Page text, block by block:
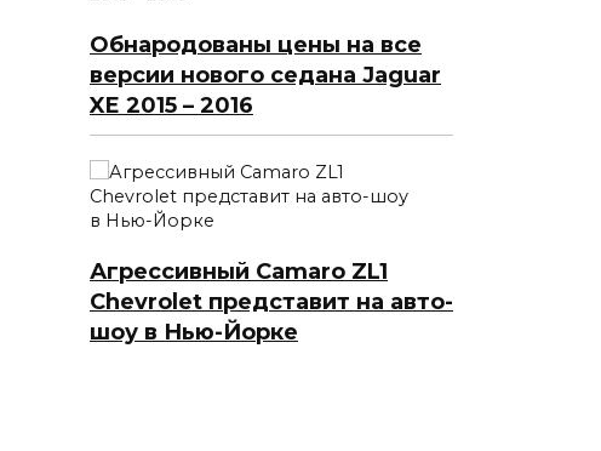
Обнародованы цены на все
версии нового седана Jaguar
XE 2015 – 2016
Агрессивный Camaro ZL1
Chevrolet представит на авто-
шоу в Нью-Йорке